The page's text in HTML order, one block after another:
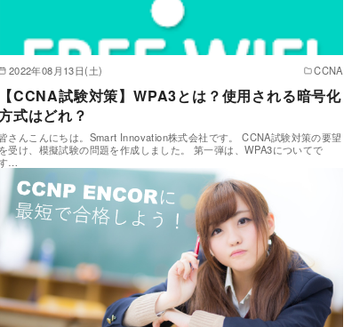
2022年08月13日(土) CCNA
【CCNA試験対策】WPA3とは？使用される暗号化
式はどれ？
皆さんこんにちは。Smart Innovation株式会社です。 CCNA試験対策の要望
を受け、模擬試験の問題を作成しました。 第一弾は、WPA3についてで
…